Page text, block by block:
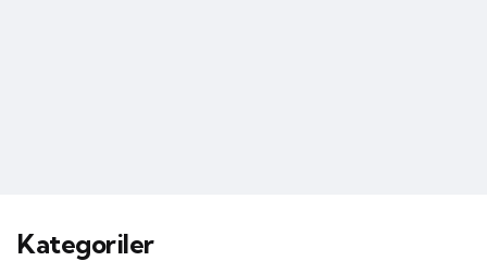
Kategoriler